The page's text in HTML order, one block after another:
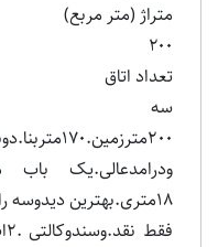
متراژ (متر مربع)
۲۰۰
تعداد اتاق
سه
ودرامدعالی.یک
18متری.بهترین دیدوسه راه..قابلیت رهن تا100ملیون.